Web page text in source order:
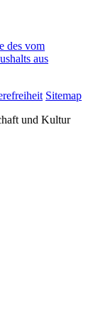
des vom
aus
Sitemap
und Kultur